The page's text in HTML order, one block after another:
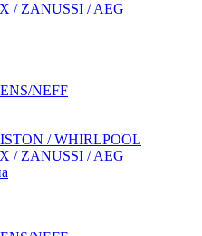
/ ZANUSSI / AEG
NEFF
/ WHIRLPOOL
/ ZANUSSI / AEG